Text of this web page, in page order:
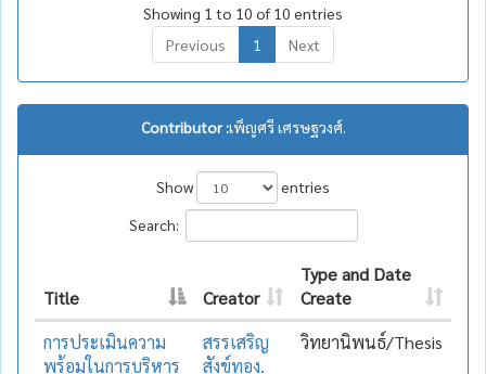
Showing 1 to 10 of 10 entries
Previous
1 Next
Contributor :เพ็ญศรี เศรษฐวงศ์.
Show
entries
Search:
Title Creator
Type and Date
Create
การประเมินความ
พร้อมในการบริหาร
สรรเสริญ
สังข์ทอง.
วิทยานิพนธ์/Thesis